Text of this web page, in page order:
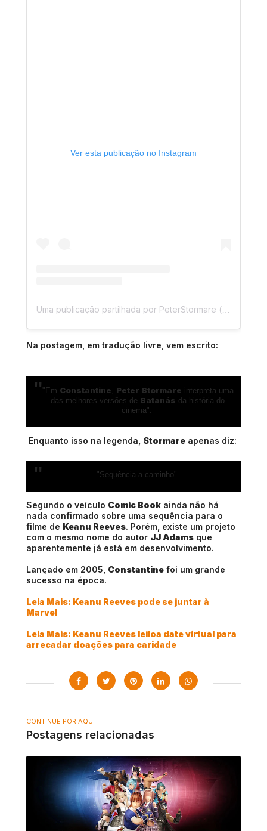
Ver esta publicação no Instagram
Na postagem, em tradução livre, vem escrito:
"Em Constantine Peter Stormare interpreta uma
das melhores versões de Satanás da história do
cinema".
Enquanto isso na legenda, Stormare apenas diz:
"Sequência a caminho".
Segundo o veículo Comic Book ainda não há
nada confirmado sobre uma sequência para o
filme de Keanu Reeves. Porém, existe um projeto
com o mesmo nome do autor JJ Adams que
aparentemente já está em desenvolvimento.
Lançado em 2005, Constantine foi um grande
sucesso na época.
Leia Mais: Keanu Reeves pode se juntar à
Marvel
Leia Mais: Keanu Reeves leiloa date virtual para
arrecadar doações para caridade
CONTINUE POR AQUI
Postagens relacionadas